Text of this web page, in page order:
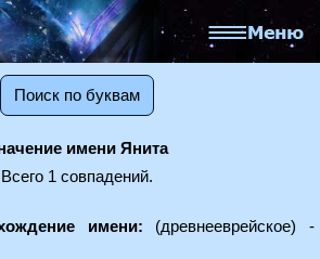
Поиск по буквам
имени Янита
Всего 1 совпадений.
имени: (древнееврейское) -